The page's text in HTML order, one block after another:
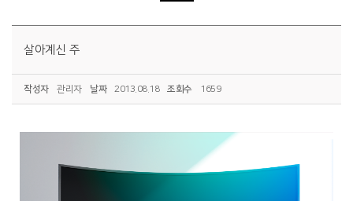
살아계신 주
작성자 관리자 날짜 2013.08.18 조회수 1659